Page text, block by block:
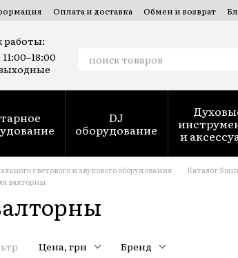
Оплата и доставка Обмен и возврат
работы:
DJ
оборудование и
светового и звукового оборудования Каталог
валторны
Цена, грн Бренд